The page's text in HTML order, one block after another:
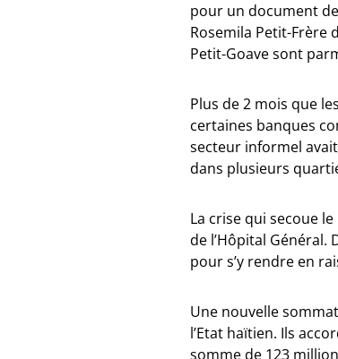
pour un document
Rosemila Petit-Frère
Petit-Goave sont
Plus de 2 mois que
certaines banques
secteur informel
dans plusieurs
La crise qui secoue
de l’Hôpital
pour s’y rendre en
Une nouvelle
l’Etat haïtien. Ils
somme de 123